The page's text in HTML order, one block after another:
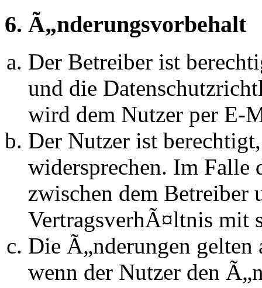
6. Ã„nderungsvorbehalt
Der Betreiber ist
und die
wird dem Nutzer per E-
Der Nutzer ist
widersprechen. Im Falle
zwischen dem Betreiber
VertragsverhÃ¤ltnis mit
Die Ã„nderungen
wenn der Nutzer den